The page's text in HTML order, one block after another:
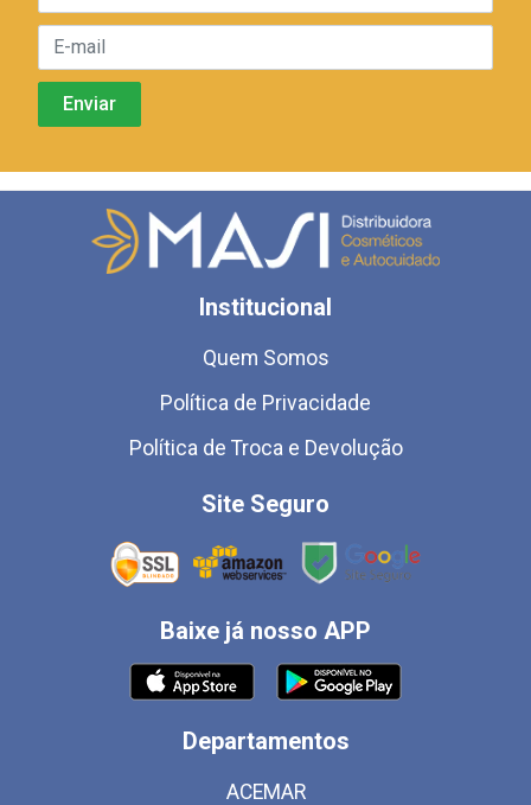
Institucional
Quem Somos
Política de Privacidade
Política de Troca e Devolução
Site Seguro
Baixe já nosso APP
Departamentos
ACEMAR